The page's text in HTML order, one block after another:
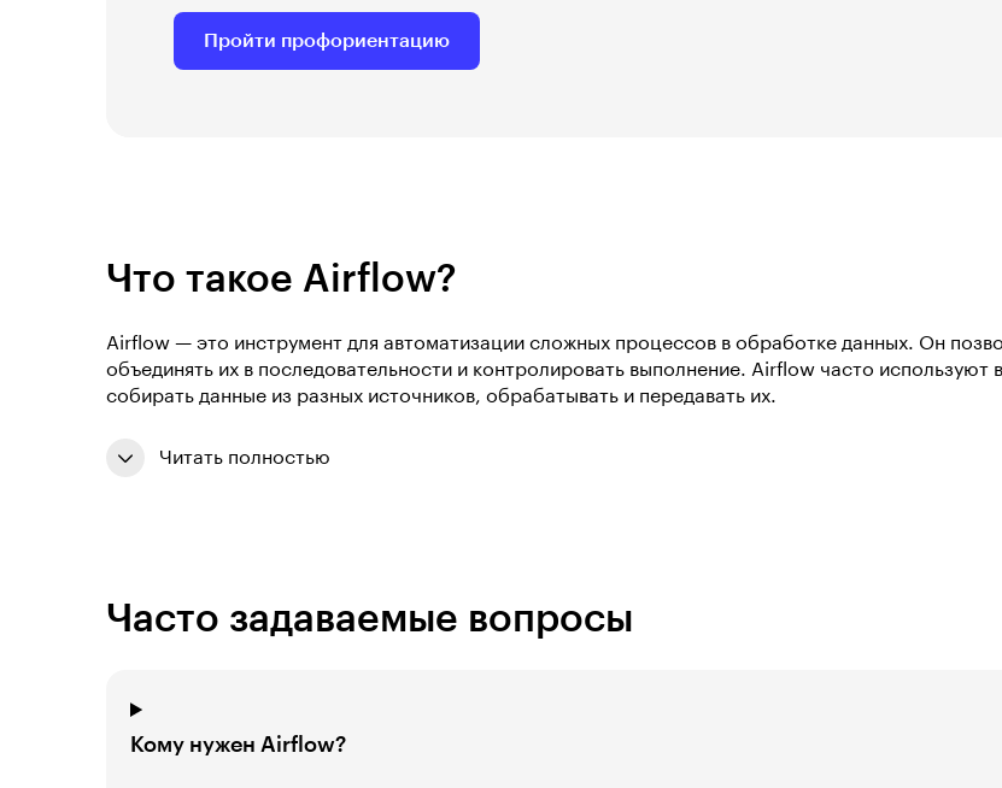
Пройти профориентацию
Что такое Airflow?
Airflow — это инструмент для автоматизации сложных процессов в обработке данных. Он
объединять их в последовательности и контролировать выполнение. Airflow часто используют
собирать данные из разных источников, обрабатывать и передавать их.
Читать полностью
Часто задаваемые вопросы
Кому нужен Airflow?